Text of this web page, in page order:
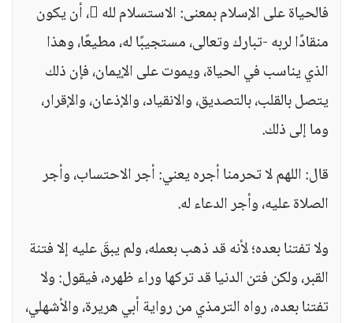
فالحياة على الإسلام بمعنى: الاستسلام لله ، أن يكون
منقادًا لربه -تبارك وتعالى، مستجيبًا له، مطيعًا، وهذا
الذي يناسب في الحياة، ويموت على الإيمان، فإن ذلك
يتصل بالقلب، بالتصديق، والانقياد، والإذعان، والإقرار،
وما إلى ذلك.
قال: اللهم لا تحرمنا أجره يعني: أجر الاحتساب، وأجر
الصلاة عليه، وأجر الدعاء له.
ولا تفتنا بعده؛ لأنه قد ذهب بعمله، ولم يبقَ عليه إلا فتنة
القبر، ولكن فتن الدنيا قد تركها وراء ظهره، فيقول: ولا
تفتنا بعده، رواه الترمذي من رواية أبي هريرة، والأشهلي،